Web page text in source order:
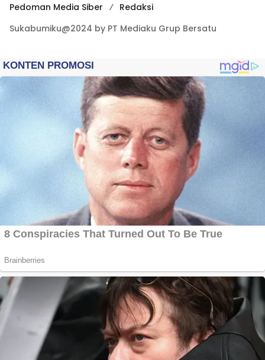
Pedoman Media Siber
Redaksi
Sukabumiku@2024 by PT Mediaku Grup Bersatu